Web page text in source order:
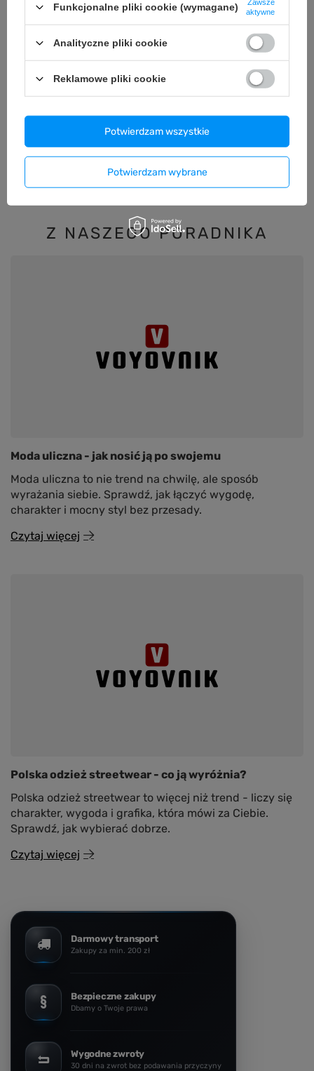
Koszulka damska standard VOYOVNIK "Step Into
64,99 zł
Koszulka damska
Explore" - szary
64,99 zł /
Z NASZEGO PORADNIKA
Moda uliczna - jak nosić ją po swojemu
Moda uliczna to nie trend na chwilę, ale sposób
wyrażania siebie. Sprawdź, jak łączyć wygodę,
charakter i mocny styl bez przesady.
Czytaj więcej
Polska odzież streetwear - co ją wyróżnia?
Polska odzież streetwear to więcej niż trend - liczy się
charakter, wygoda i grafika, która mówi za Ciebie.
Sprawdź, jak wybierać dobrze.
Czytaj więcej
Darmowy transport
Zakupy za min. 200 zł
Bezpieczne zakupy
Dbamy o Twoje prawa
Wygodne zwroty
30 dni na zwrot bez podawania przyczyny
Funkcjonalne pliki cookie (wymagane)
Zawsze
aktywne
Analityczne pliki cookie
Reklamowe pliki cookie
Potwierdzam wybrane
Potwierdzam wszystkie